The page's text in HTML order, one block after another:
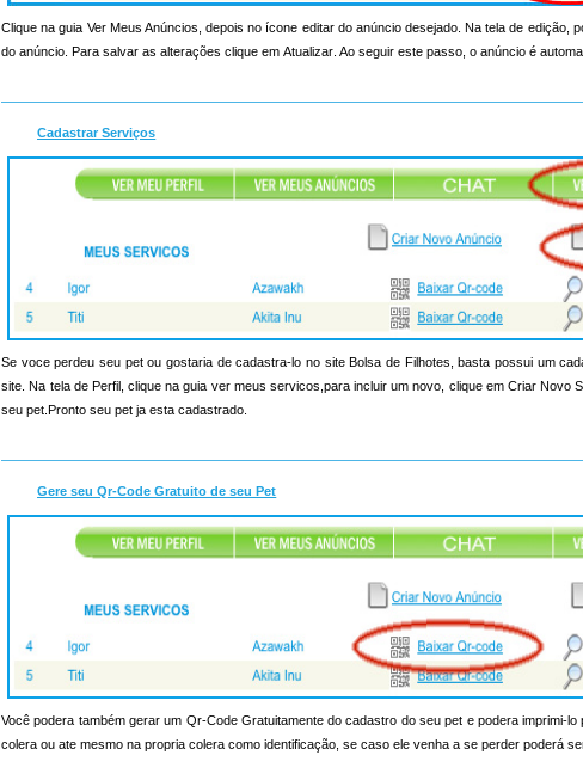
Clique na guia Ver Meus Anúncios, depois no ícone editar do anúncio desejado. Na tela de
do anúncio. Para salvar as alterações clique em Atualizar. Ao seguir este passo, o anúncio é
Cadastrar Serviços
Se voce perdeu seu pet ou gostaria de cadastra-lo no site Bolsa de Filhotes, basta possui um
site. Na tela de Perfil, clique na guia ver meus servicos,para incluir um novo, clique em Criar Novo
seu pet.Pronto seu pet ja esta cadastrado.
Gere seu Qr-Code Gratuito de seu Pet
Você podera também gerar um Qr-Code Gratuitamente do cadastro do seu pet e podera imprimi-
colera ou ate mesmo na propria colera como identificação, se caso ele venha a se perder poderá